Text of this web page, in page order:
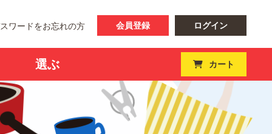
ワードをお忘れの方 会員登録 ログイン
選ぶ カート